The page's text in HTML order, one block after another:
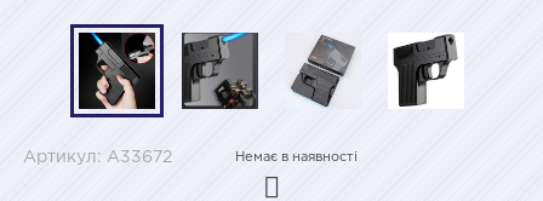
Артикул: A33672 Немає в наявності